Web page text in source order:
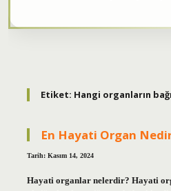
Etiket: Hangi organların
En Hayati Organ
Tarih: Kasım 14, 2024
Hayati organlar nelerdir? Hayati